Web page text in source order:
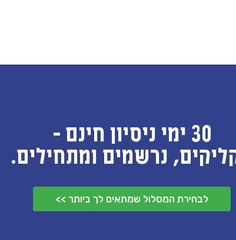
30 ימי ניסיון חינם -
נרשמים ומתחילים.
לבחירת המסלול שמתאים לך ביותר >>